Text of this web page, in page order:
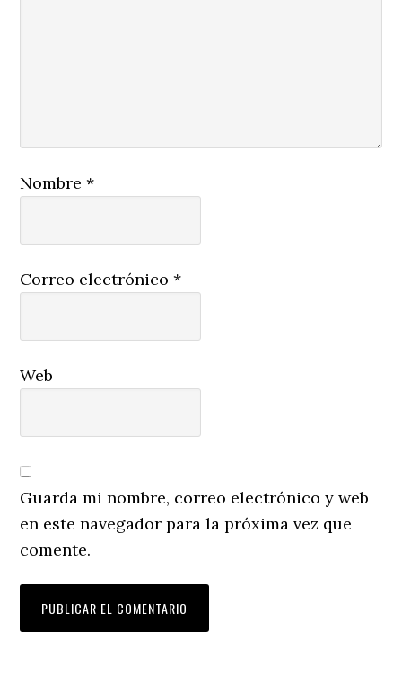
Nombre*
Correo electrónico*
Web
Guarda mi nombre, correo electrónico y web
en este navegador para la próxima vez que
comente.